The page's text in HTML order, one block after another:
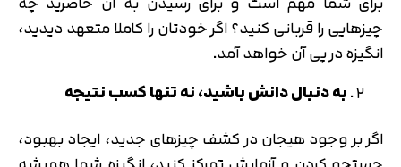
چیزهایی را قربانی کنید؟ اگر خودتان را کاملا متعهد دیدید،
انگیزه در پی آن خواهد آمد.
به دنبال دانش باشید، نه تنها کسب نتیجه
اگر بر وجود هیجان در کشف چیزهای جدید، ایجاد بهبود،